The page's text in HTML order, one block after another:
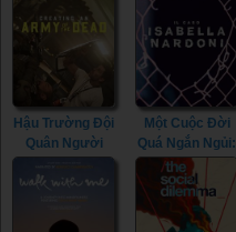
Silence (2021)
Race Of The
Century (2022)
Hậu Trường Đội
Quân Người
Creating An
Army Of The
Dead (2021)
Một Cuộc Đời
Quá Ngắn Ngủi:
Vụ Án Isabella
Nardoni (2023) -
A Life Too
Short: The